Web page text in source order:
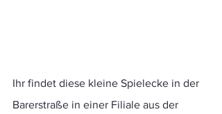
Ihr findet diese kleine Spielecke in der
Barerstraße in einer Filiale aus der